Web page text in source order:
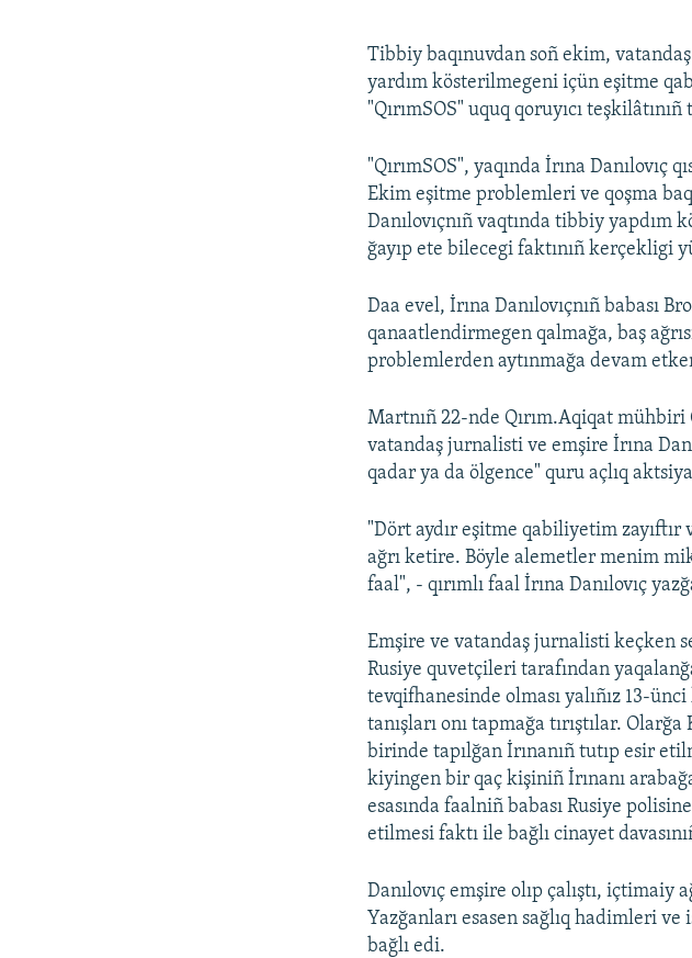
Tibbiy baqınuvdan soñ ekim,
yardım kösterilmegeni içün eşitme
"QırımSOS" uquq qoruyıcı
"QırımSOS", yaqında İrına Danılovıç
Ekim eşitme problemleri ve qoşma
Danılovıçnıñ vaqtında tibbiy
ğayıp ete bilecegi faktınıñ kerçekligi
Daa evel, İrına Danılovıçnıñ babası
qanaatlendirmegen qalmağa, baş
problemlerden aytınmağa devam
Martnıñ 22-nde Qırım.Aqiqat mühbiri
vatandaş jurnalisti ve emşire İrına
qadar ya da ölgence" quru açlıq
"Dört aydır eşitme qabiliyetim zayıftır
ağrı ketire. Böyle alemetler menim
faal", - qırımlı faal İrına Danılovıç
Emşire ve vatandaş jurnalisti keçken
Rusiye quvetçileri tarafından
tevqifhanesinde olması yalıñız 13-
tanışları onı tapmağa tırıştılar.
birinde tapılğan İrınanıñ tutıp esir
kiyingen bir qaç kişiniñ İrınanı
esasında faalniñ babası Rusiye
etilmesi faktı ile bağlı cinayet
Danılovıç emşire olıp çalıştı, içtimaiy
Yazğanları esasen sağlıq hadimleri
bağlı edi.